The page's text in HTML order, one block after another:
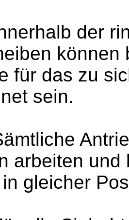
der
können
für das zu
sein.
arbeiten und
gleicher